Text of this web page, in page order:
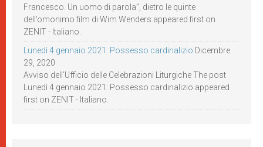
Francesco. Un uomo di parola”, dietro le quinte
dell’omonimo film di Wim Wenders appeared first on
ZENIT - Italiano.
Lunedì 4 gennaio 2021: Possesso cardinalizio Dicembre
29, 2020
Avviso dell’Ufficio delle Celebrazioni Liturgiche The post
Lunedì 4 gennaio 2021: Possesso cardinalizio appeared
first on ZENIT - Italiano.